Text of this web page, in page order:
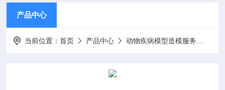
产品中心
当前位置：首页 产品中心 动物疾病模型造模服务